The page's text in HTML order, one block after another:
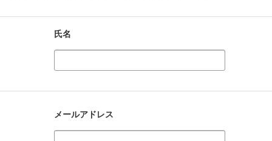
氏名
メールアドレス